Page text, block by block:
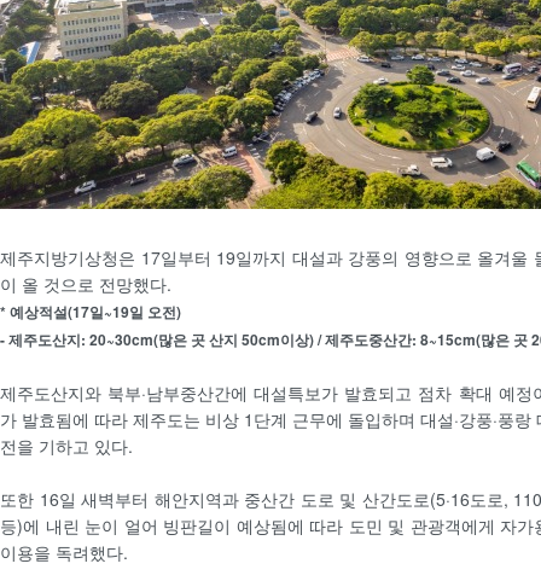
제주지방기상청은 17일부터 19일까지 대설과 강풍의 영향으로 올겨울
이 올 것으로 전망했다.
* 예상적설(17일~19일 오전)
- 제주도산지: 20~30cm(많은 곳 산지 50cm이상) / 제주도중산간: 8~15cm(많은 곳
제주도산지와 북부·남부중산간에 대설특보가 발효되고 점차 확대 예
가 발효됨에 따라 제주도는 비상 1단계 근무에 돌입하며 대설·강풍·풍
전을 기하고 있다.
또한 16일 새벽부터 해안지역과 중산간 도로 및 산간도로(5·16도로,
등)에 내린 눈이 얼어 빙판길이 예상됨에 따라 도민 및 관광객에게 자
이용을 독려했다.